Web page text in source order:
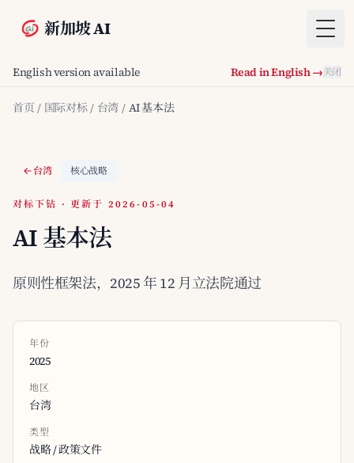
新加坡 AI
English version available Read in English →关闭
首页 / 国际对标 / 台湾 / AI 基本法
台湾 核心战略
对标下钻 · 更新于 2026-05-04
AI 基本法
原则性框架法，2025 年 12 月立法院通过
年份
2025
地区
台湾
类型
战略 / 政策文件